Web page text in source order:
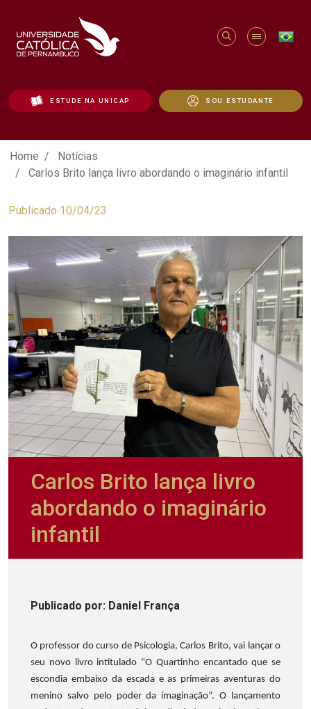
ESTUDE NA UNICAP SOU ESTUDANTE
Carlos Brito lança livro abordando o
Home
Notícias
Carlos Brito lança livro abordando o imaginário infantil
Publicado 10/04/23
Carlos Brito lança livro
abordando o imaginário
infantil
Publicado por: Daniel França
O professor do curso de Psicologia, Carlos Brito, vai lançar o
seu novo livro intitulado “O Quartinho encantado que se
escondia embaixo da escada e as primeiras aventuras do
menino salvo pelo poder da imaginação”. O lançamento